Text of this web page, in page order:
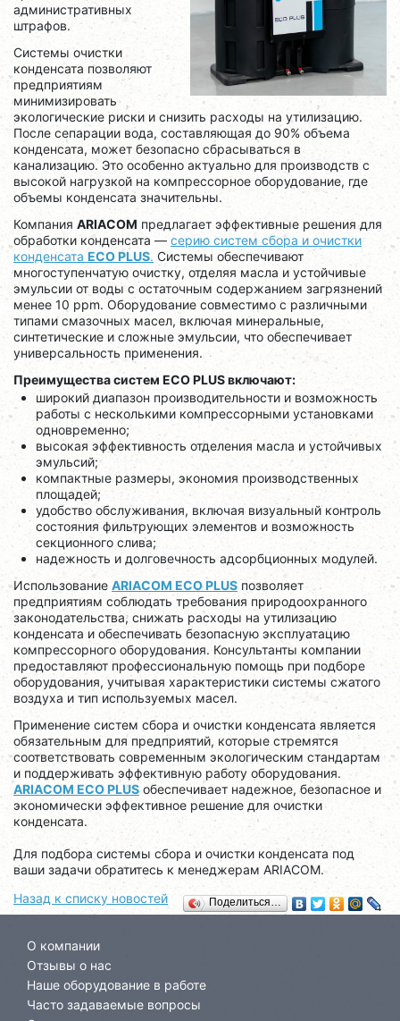
административных
штрафов.
Системы очистки
конденсата позволяют
предприятиям
минимизировать
экологические риски и снизить расходы на утилизацию.
После сепарации вода, составляющая до 90% объема
конденсата, может безопасно сбрасываться в
канализацию. Это особенно актуально для производств с
высокой нагрузкой на компрессорное оборудование, где
объемы конденсата значительны.
Компания ARIACOM предлагает эффективные решения для
обработки конденсата — серию систем сбора и очистки
конденсата ECO PLUS. Системы обеспечивают
многоступенчатую очистку, отделяя масла и устойчивые
эмульсии от воды с остаточным содержанием загрязнений
менее 10 ppm. Оборудование совместимо с различными
типами смазочных масел, включая минеральные,
синтетические и сложные эмульсии, что обеспечивает
универсальность применения.
Преимущества систем ECO PLUS включают:
широкий диапазон производительности и возможность
работы с несколькими компрессорными установками
одновременно;
высокая эффективность отделения масла и устойчивых
эмульсий;
компактные размеры, экономия производственных
площадей;
удобство обслуживания, включая визуальный контроль
состояния фильтрующих элементов и возможность
секционного слива;
надежность и долговечность адсорбционных модулей.
Использование ARIACOM ECO PLUSпозволяет
предприятиям соблюдать требования природоохранного
законодательства, снижать расходы на утилизацию
конденсата и обеспечивать безопасную эксплуатацию
компрессорного оборудования. Консультанты компании
предоставляют профессиональную помощь при подборе
оборудования, учитывая характеристики системы сжатого
воздуха и тип используемых масел.
Применение систем сбора и очистки конденсата является
обязательным для предприятий, которые стремятся
соответствовать современным экологическим стандартам
и поддерживать эффективную работу оборудования.
ARIACOM ECO PLUS обеспечивает надежное, безопасное и
экономически эффективное решение для очистки
конденсата.
Для подбора системы сбора и очистки конденсата под
ваши задачи обратитесь к менеджерам ARIACOM.
Поделиться…
Назад к списку новостей
О компании
Отзывы о нас
Наше оборудование в работе
Часто задаваемые вопросы